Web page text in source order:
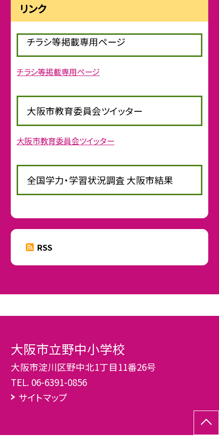
リンク
チラシ等掲載専用ページ
チラシ等掲載専用ページ
大阪市教育委員会ツイッター
大阪市教育委員会ツイッター
全国学力・学習状況調査 大阪市結果
RSS
大阪市立野中小学校
大阪市淀川区野中北1丁目11番26号
TEL. 06-6391-0856
サイトマップ